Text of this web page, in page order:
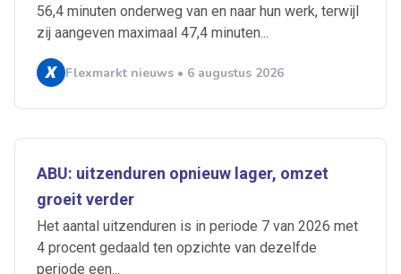
56,4 minuten onderweg van en naar hun werk, terwijl
zij aangeven maximaal 47,4 minuten...
Flexmarkt nieuws • 6 augustus 2026
ABU: uitzenduren opnieuw lager, omzet
groeit verder
Het aantal uitzenduren is in periode 7 van 2026 met
4 procent gedaald ten opzichte van dezelfde
periode een...